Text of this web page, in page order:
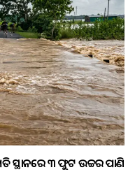
ସ୍ଥାନରେ ୩ ଫୁଟ ଉଚ୍ଚର ପାଣି